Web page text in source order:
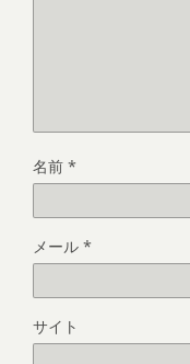
名前 *
メール *
サイト